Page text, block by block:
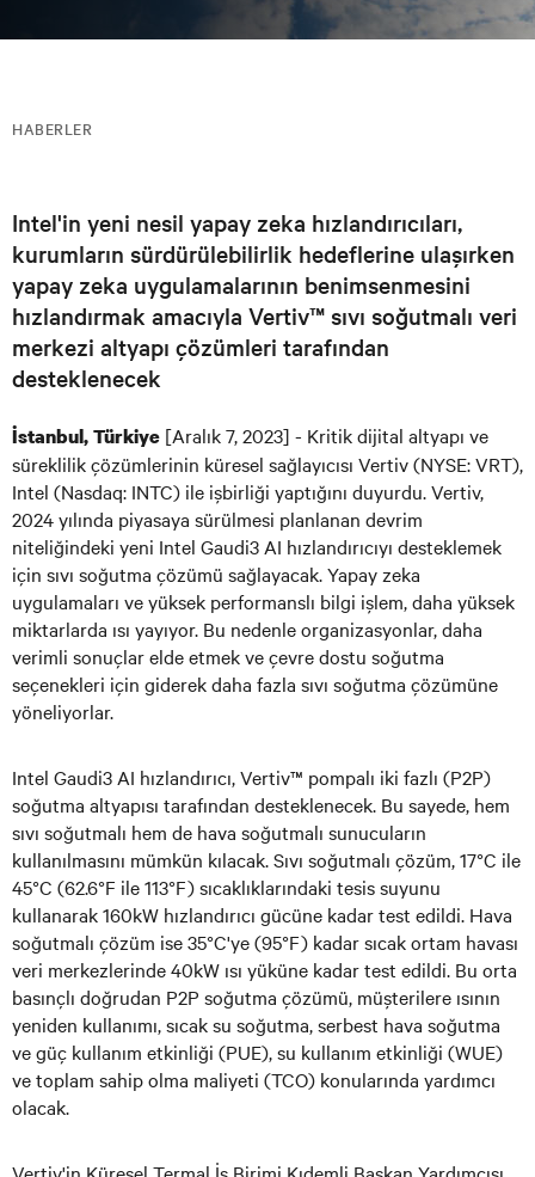
HABERLER
Intel'in yeni nesil yapay zeka hızlandırıcıları,
kurumların sürdürülebilirlik hedeflerine ulaşırken
yapay zeka uygulamalarının benimsenmesini
hızlandırmak amacıyla Vertiv™ sıvı soğutmalı veri
merkezi altyapı çözümleri tarafından
desteklenecek
İstanbul, Türkiye [Aralık 7, 2023] - Kritik dijital altyapı ve
süreklilik çözümlerinin küresel sağlayıcısı Vertiv (NYSE: VRT),
Intel (Nasdaq: INTC) ile işbirliği yaptığını duyurdu. Vertiv,
2024 yılında piyasaya sürülmesi planlanan devrim
niteliğindeki yeni Intel Gaudi3 AI hızlandırıcıyı desteklemek
için sıvı soğutma çözümü sağlayacak. Yapay zeka
uygulamaları ve yüksek performanslı bilgi işlem, daha yüksek
miktarlarda ısı yayıyor. Bu nedenle organizasyonlar, daha
verimli sonuçlar elde etmek ve çevre dostu soğutma
seçenekleri için giderek daha fazla sıvı soğutma çözümüne
yöneliyorlar.
Intel Gaudi3 AI hızlandırıcı, Vertiv™ pompalı iki fazlı (P2P)
soğutma altyapısı tarafından desteklenecek. Bu sayede, hem
sıvı soğutmalı hem de hava soğutmalı sunucuların
kullanılmasını mümkün kılacak. Sıvı soğutmalı çözüm, 17°C ile
45°C (62.6°F ile 113°F) sıcaklıklarındaki tesis suyunu
kullanarak 160kW hızlandırıcı gücüne kadar test edildi. Hava
soğutmalı çözüm ise 35°C'ye (95°F) kadar sıcak ortam havası
veri merkezlerinde 40kW ısı yüküne kadar test edildi. Bu orta
basınçlı doğrudan P2P soğutma çözümü, müşterilere ısının
yeniden kullanımı, sıcak su soğutma, serbest hava soğutma
ve güç kullanım etkinliği (PUE), su kullanım etkinliği (WUE)
ve toplam sahip olma maliyeti (TCO) konularında yardımcı
olacak.